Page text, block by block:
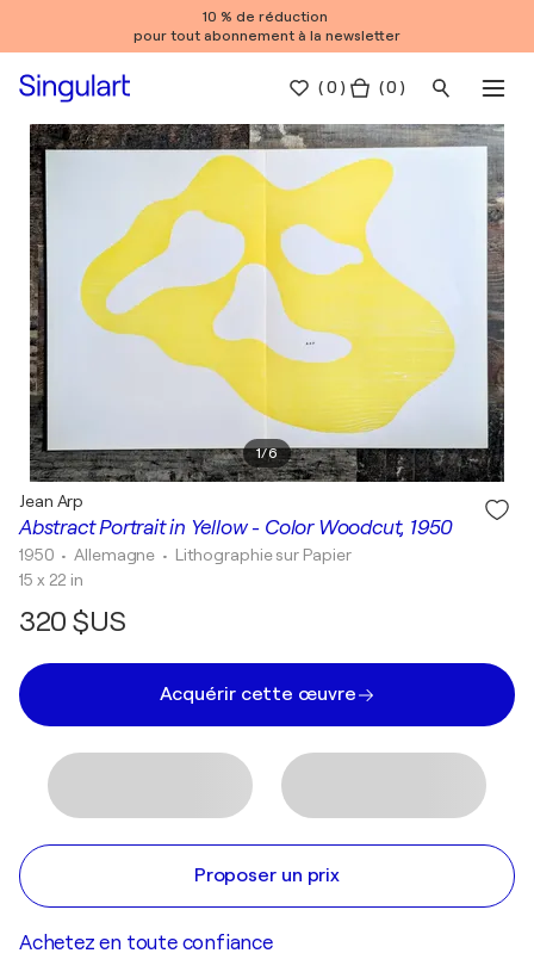
10 % de réduction
pour tout abonnement à la newsletter
(0 ) ( 0 )
1/6
Abstract Portrait in Yellow - Color Woodcut, 1950
Jean Arp
1950 • Allemagne • Lithographie sur Papier
15 x 22 in
320 $US
Acquérir cette œuvre
Proposer un prix
Achetez en toute confiance